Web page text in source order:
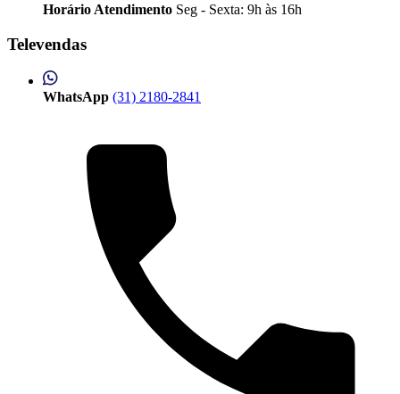
Horário Atendimento Seg - Sexta: 9h às 16h
Televendas
WhatsApp (31) 2180-2841